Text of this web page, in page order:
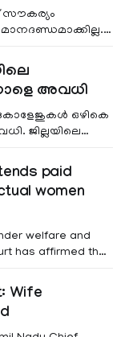
അവധി
ഒഴികെ
ജില്ലയിലെ
paid
women
welfare and
has affirmed that
following
Rules
Wife